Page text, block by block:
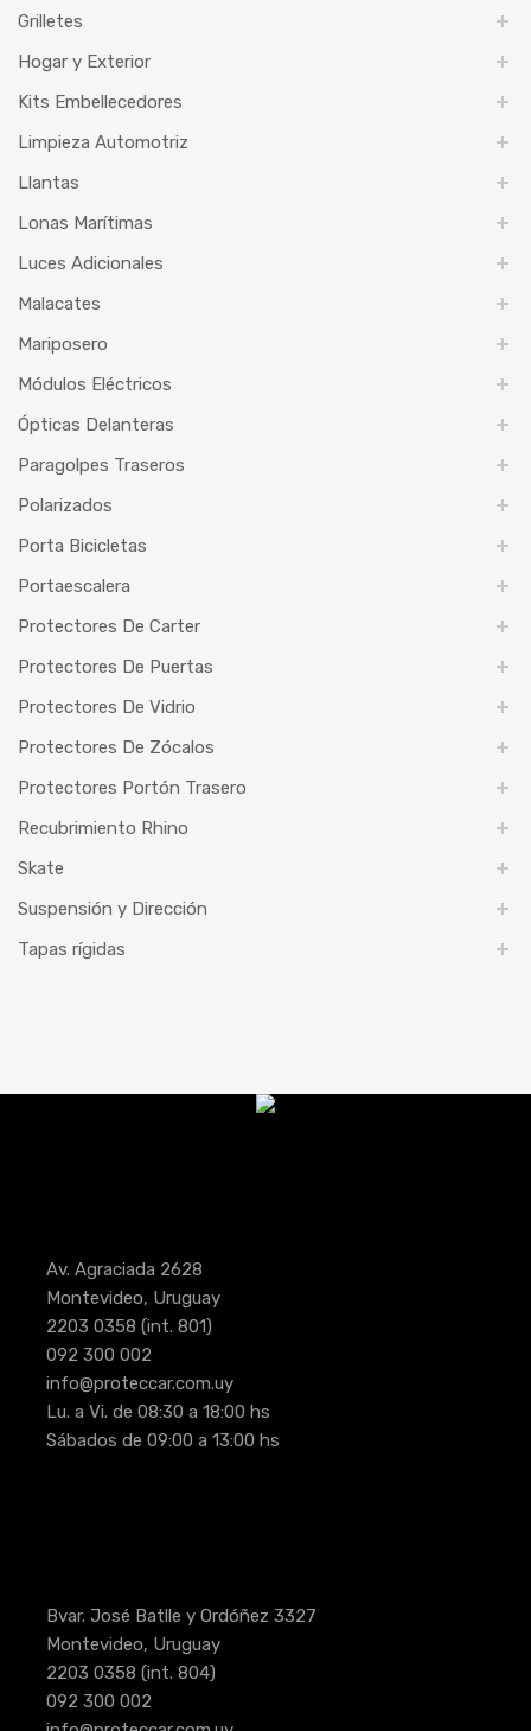
Grilletes
Hogar y Exterior
Kits Embellecedores
Limpieza Automotriz
Llantas
Lonas Marítimas
Luces Adicionales
Malacates
Mariposero
Módulos Eléctricos
Ópticas Delanteras
Paragolpes Traseros
Polarizados
Porta Bicicletas
Portaescalera
Protectores De Carter
Protectores De Puertas
Protectores De Vidrio
Protectores De Zócalos
Protectores Portón Trasero
Recubrimiento Rhino
Skate
Suspensión y Dirección
Tapas rígidas
Av. Agraciada 2628
Montevideo, Uruguay
2203 0358 (int. 801)
092 300 002
info@proteccar.com.uy
Lu. a Vi. de 08:30 a 18:00 hs
Sábados de 09:00 a 13:00 hs
Bvar. José Batlle y Ordóñez 3327
Montevideo, Uruguay
2203 0358 (int. 804)
092 300 002